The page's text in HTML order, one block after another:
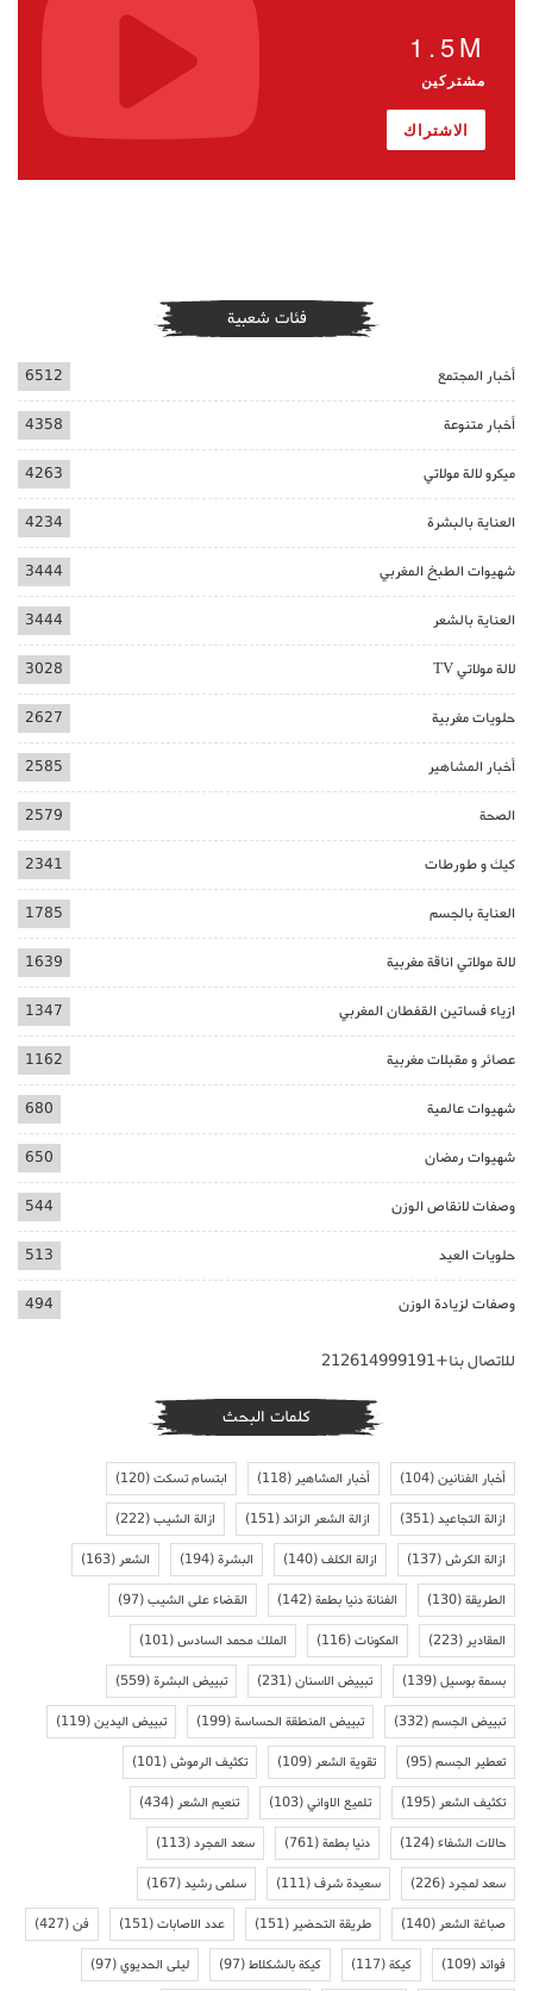
1.5M
مشتركين
الاشتراك
فئات شعبية
أخبار المجتمع 6512
أخبار متنوعة 4358
ميكرو لالة مولاتي 4263
العناية بالبشرة 4234
شهيوات الطبخ المغربي 3444
العناية بالشعر 3444
لالة مولاتي TV 3028
حلويات مغربية 2627
أخبار المشاهير 2585
الصحة 2579
كيك و طورطات 2341
العناية بالجسم 1785
لالة مولاتي اناقة مغربية 1639
ازياء فساتين القفطان المغربي 1347
عصائر و مقبلات مغربية 1162
شهيوات عالمية 680
شهيوات رمضان 650
وصفات لانقاص الوزن 544
حلويات العيد 513
وصفات لزيادة الوزن 494
للاتصال بنا+212614999191
كلمات البحث
أخبار الفنانين(104) أخبار المشاهير(118) ابتسام تسكت(120)
ازالة التجاعيد(351) ازالة الشعر الزائد(151) ازالة الشيب(222)
ازالة الكرش(137) ازالة الكلف(140) البشرة(194) الشعر(163)
الطريقة(130) الفنانة دنيا بطمة(142) القضاء على الشيب(97)
المقادير(223) المكونات(116) الملك محمد السادس(101)
بسمة بوسيل(139) تبييض الاسنان(231) تبييض البشرة(559)
تبييض الجسم(332) تبييض المنطقة الحساسة(199) تبييض اليدين(119)
تعطير الجسم(95) تقوية الشعر(109) تكثيف الرموش(101)
تكثيف الشعر(195) تلميع الاواني(103) تنعيم الشعر(434)
حالات الشفاء(124) دنيا بطمة(761) سعد المجرد(113)
سعد لمجرد(226) سعيدة شرف(111) سلمى رشيد(167)
صباغة الشعر(140) طريقة التحضير(151) عدد الاصابات(151) فن(427)
فوائد(109) كيكة(117) كيكة بالشكلاط(97) ليلى الحديوي(97)